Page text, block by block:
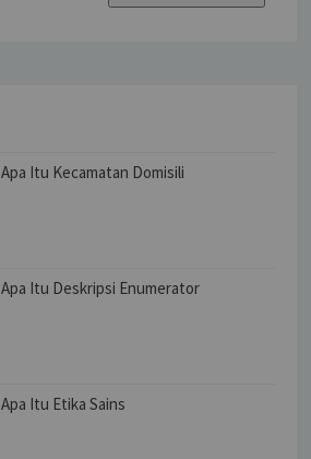
Apa Itu Kecamatan Domisili
Apa Itu Deskripsi Enumerator
Apa Itu Etika Sains